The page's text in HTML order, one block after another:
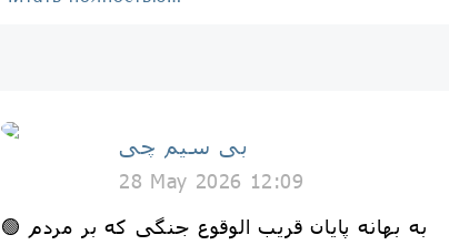
بی سیم چی
28 May 2026 12:09
🟢 به بهانه پایان قریب الوقوع جنگی که بر مردم